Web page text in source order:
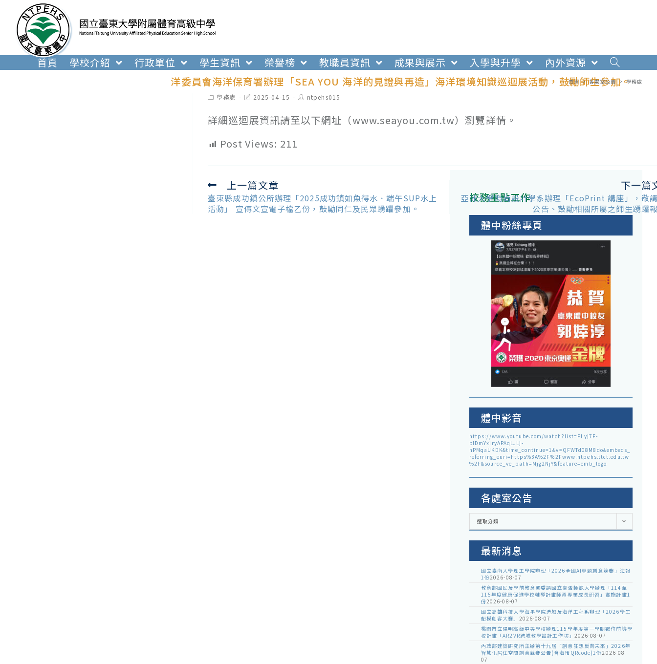
內
首頁 學校介紹 行政單位 學生資訊 榮譽榜 教職員資訊 成果與展示 入學與升學
內外資源
洋委員會海洋保育署辦理「SEA YOU 海洋的見證與再造」海洋環境知識巡迴展活動，鼓勵師生參加。
首頁 > 各處室公告 > 學務處
Post學務處
Post2025-04-15
Post
author:
ntpehs015
詳細巡迴展資訊請至以下網址（www.seayou.com.tw）瀏覽詳情。
Post Views: 211
Read
more
articles
上一篇文章
臺東縣成功鎮公所辦理「2025成功鎮如魚得水．端午SUP水上
活動」 宣傳文宣電子檔乙份，鼓勵同仁及民眾踴躍參加。
下一篇
亞洲大學時尚設計學系辦理「EcoPrint 講座」，敬
公告、鼓勵相關所屬之師生踴躍
校務重點工作
體中粉絲專頁
體中影音
https://www.youtube.com/watch?list=PLyj7F-
blDmYxiryAPAqLJLj-
hPMqaUKDK&time_continue=1&v=QFWTd08M8do&embeds_
referring_euri=https%3A%2F%2Fwww.ntpehs.ttct.edu.tw
%2F&source_ve_path=Mjg2NjY&feature=emb_logo
各處室公告
各
室
選取分類
最新消息
國立臺南大學理工學院辦理「2026全國AI專題創意競賽」海報
1份2026-08-07
教育部國民及學前教育署委請國立臺灣師範大學辦理「114至
115年度健康促進學校輔導計畫師資專業成長研習」實施計畫1
份2026-08-07
國立高雄科技大學海事學院造船及海洋工程系辦理「2026學生
船模創客大賽」 2026-08-07
桃園市立陽明高級中等學校辦理115學年度第一學期數位前導學
校計畫「AR2VR跨域教學設計工作坊」 2026-08-07
內政部建築研究所主辦第十九屆「創意狂想巢向未來」2026年
智慧化居住空間創意競賽公告(含海報QRcode)1份2026-08-
07